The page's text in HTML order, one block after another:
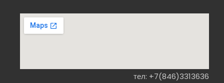
тел: +7(846)3313636